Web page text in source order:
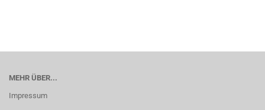
MEHR ÜBER...
Impressum